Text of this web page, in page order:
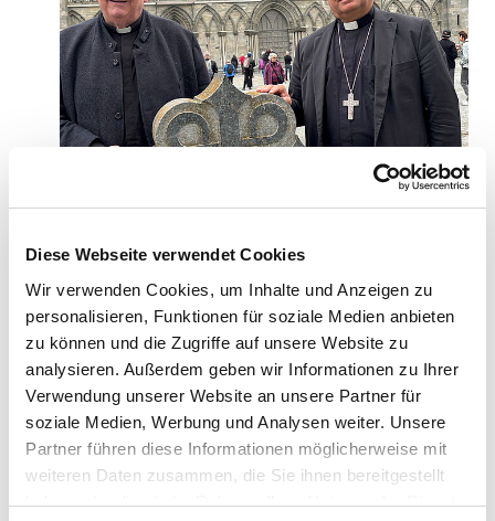
Diese Webseite verwendet Cookies
Wir verwenden Cookies, um Inhalte und Anzeigen zu
personalisieren, Funktionen für soziale Medien anbieten
zu können und die Zugriffe auf unsere Website zu
analysieren. Außerdem geben wir Informationen zu Ihrer
Verwendung unserer Website an unsere Partner für
soziale Medien, Werbung und Analysen weiter. Unsere
Partner führen diese Informationen möglicherweise mit
weiteren Daten zusammen, die Sie ihnen bereitgestellt
haben oder die sie im Rahmen Ihrer Nutzung der Dienste
Bonifatiuswerk-Generalsekretär Monsignore Georg Austen
(li.) und Erzbischof Dr. Udo Markus Bentz vor einem
Pilgerstein am St. Olaf Pilgerweg. Foto: Matthias Micheel
Monsignore Austen: "Das Beeindruckende ist hier, dass
Christen unterschiedlicher Nationen durch die Kirche eine